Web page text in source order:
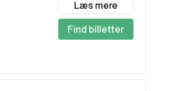
Læs mere
Find billetter